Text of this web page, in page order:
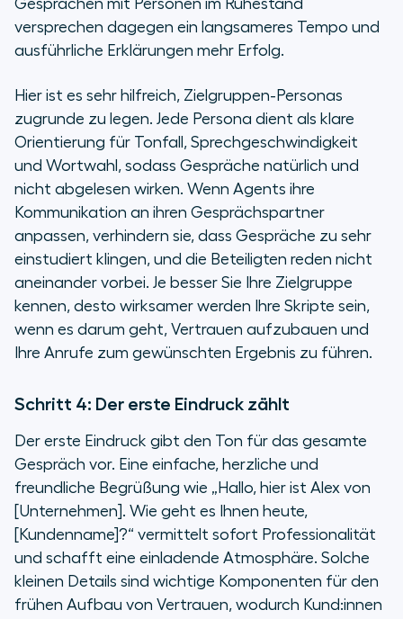
Gesprächen mit Personen im Ruhestand
versprechen dagegen ein langsameres Tempo und
ausführliche Erklärungen mehr Erfolg.
Hier ist es sehr hilfreich, Zielgruppen-Personas
zugrunde zu legen. Jede Persona dient als klare
Orientierung für Tonfall, Sprechgeschwindigkeit
und Wortwahl, sodass Gespräche natürlich und
nicht abgelesen wirken. Wenn Agents ihre
Kommunikation an ihren Gesprächspartner
anpassen, verhindern sie, dass Gespräche zu sehr
einstudiert klingen, und die Beteiligten reden nicht
aneinander vorbei. Je besser Sie Ihre Zielgruppe
kennen, desto wirksamer werden Ihre Skripte sein,
wenn es darum geht, Vertrauen aufzubauen und
Ihre Anrufe zum gewünschten Ergebnis zu führen.
Schritt 4: Der erste Eindruck zählt
Der erste Eindruck gibt den Ton für das gesamte
Gespräch vor. Eine einfache, herzliche und
freundliche Begrüßung wie „Hallo, hier ist Alex von
[Unternehmen]. Wie geht es Ihnen heute,
[Kundenname]?“ vermittelt sofort Professionalität
und schafft eine einladende Atmosphäre. Solche
kleinen Details sind wichtige Komponenten für den
frühen Aufbau von Vertrauen, wodurch Kund:innen